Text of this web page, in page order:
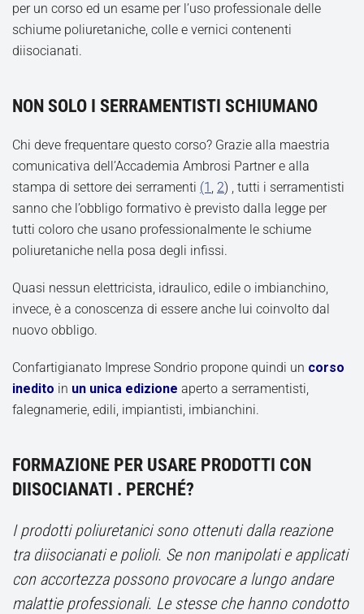
per un corso ed un esame per l’uso professionale delle
schiume poliuretaniche, colle e vernici contenenti
diisocianati.
NON SOLO I SERRAMENTISTI SCHIUMANO
Chi deve frequentare questo corso? Grazie alla maestria
comunicativa dell’Accademia Ambrosi Partner e alla
stampa di settore dei serramenti (1 , 2) , tutti i serramentisti
sanno che l’obbligo formativo è previsto dalla legge per
tutti coloro che usano professionalmente le schiume
poliuretaniche nella posa degli infissi.
Quasi nessun elettricista, idraulico, edile o imbianchino,
invece, è a conoscenza di essere anche lui coinvolto dal
nuovo obbligo.
Confartigianato Imprese Sondrio propone quindi un corso
inedito in un unica edizione aperto a serramentisti,
falegnamerie, edili, impiantisti, imbianchini.
FORMAZIONE PER USARE PRODOTTI CON
DIISOCIANATI . PERCHÉ?
I prodotti poliuretanici sono ottenuti dalla reazione
tra diisocianati e polioli. Se non manipolati e applicati
con accortezza possono provocare a lungo andare
malattie professionali. Le stesse che hanno condotto